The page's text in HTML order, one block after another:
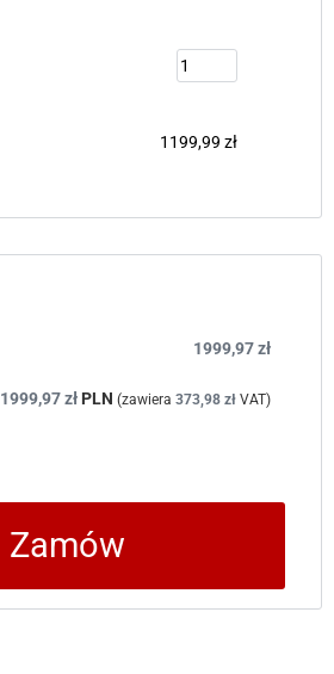
1199,99 zł
1999,97zł
1999,97zł PLN (zawiera 373,98 zł VAT)
Zamów